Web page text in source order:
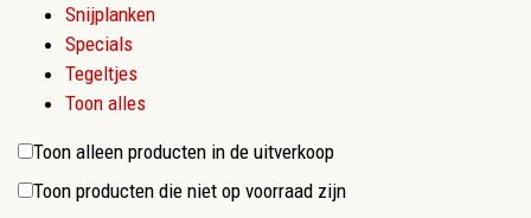
Snijplanken
Specials
Tegeltjes
Toon alles
Toon alleen producten in de uitverkoop
Toon producten die niet op voorraad zijn